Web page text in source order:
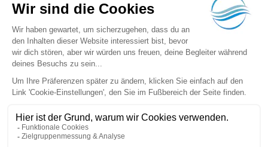
SPA-Verordnung Eliophot - Content Marketing Agentur
Hotel in Perros-Guirec
individuell von einem unabhängigen Eigentümer betrieben.
Western Rewards